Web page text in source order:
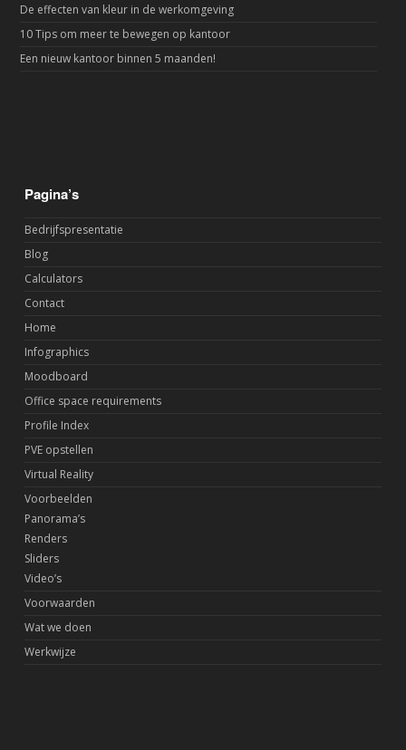
De effecten van kleur in de werkomgeving
10 Tips om meer te bewegen op kantoor
Een nieuw kantoor binnen 5 maanden!
Pagina’s
Bedrijfspresentatie
Blog
Calculators
Contact
Home
Infographics
Moodboard
Office space requirements
Profile Index
PVE opstellen
Virtual Reality
Voorbeelden
Panorama’s
Renders
Sliders
Video’s
Voorwaarden
Wat we doen
Werkwijze